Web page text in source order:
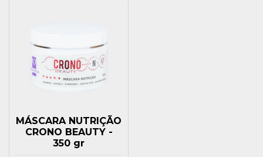
MÁSCARA NUTRIÇÃO
CRONO BEAUTY -
350 gr